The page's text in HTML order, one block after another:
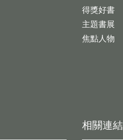
得獎好書
主題書展
焦點人物
相關連結